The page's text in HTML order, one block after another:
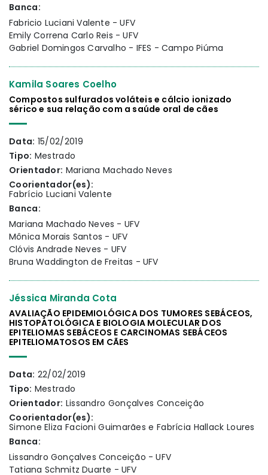
Banca:
Fabricio Luciani Valente - UFV
Emily Correna Carlo Reis - UFV
Gabriel Domingos Carvalho - IFES - Campo Piúma
Kamila Soares Coelho
Compostos sulfurados voláteis e cálcio ionizado
sérico e sua relação com a saúde oral de cães
Data: 15/02/2019
Tipo: Mestrado
Orientador: Mariana Machado Neves
Coorientador(es):
Fabrício Luciani Valente
Banca:
Mariana Machado Neves - UFV
Mônica Morais Santos - UFV
Clóvis Andrade Neves - UFV
Bruna Waddington de Freitas - UFV
Jéssica Miranda Cota
AVALIAÇÃO EPIDEMIOLÓGICA DOS TUMORES SEBÁCEOS,
HISTOPATOLÓGICA E BIOLOGIA MOLECULAR DOS
EPITELIOMAS SEBÁCEOS E CARCINOMAS SEBÁCEOS
EPITELIOMATOSOS EM CÃES
Data: 22/02/2019
Tipo: Mestrado
Orientador: Lissandro Gonçalves Conceição
Coorientador(es):
Simone Eliza Facioni Guimarães e Fabrícia Hallack Loures
Banca:
Lissandro Gonçalves Conceição - UFV
Tatiana Schmitz Duarte - UFV